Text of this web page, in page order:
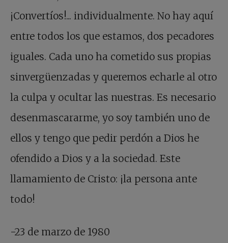
¡Convertíos!... individualmente. No hay aquí
entre todos los que estamos, dos pecadores
iguales. Cada uno ha cometido sus propias
sinvergüenzadas y queremos echarle al otro
la culpa y ocultar las nuestras. Es necesario
desenmascararme, yo soy también uno de
ellos y tengo que pedir perdón a Dios he
ofendido a Dios y a la sociedad. Este
llamamiento de Cristo: ¡la persona ante
todo!
-23 de marzo de 1980